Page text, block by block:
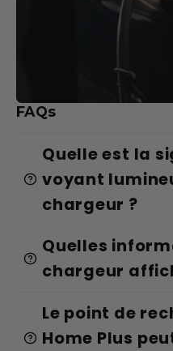
FAQs
Quelle est la
voyant
chargeur ?
Quelles
chargeur
Le point de
Home Plus